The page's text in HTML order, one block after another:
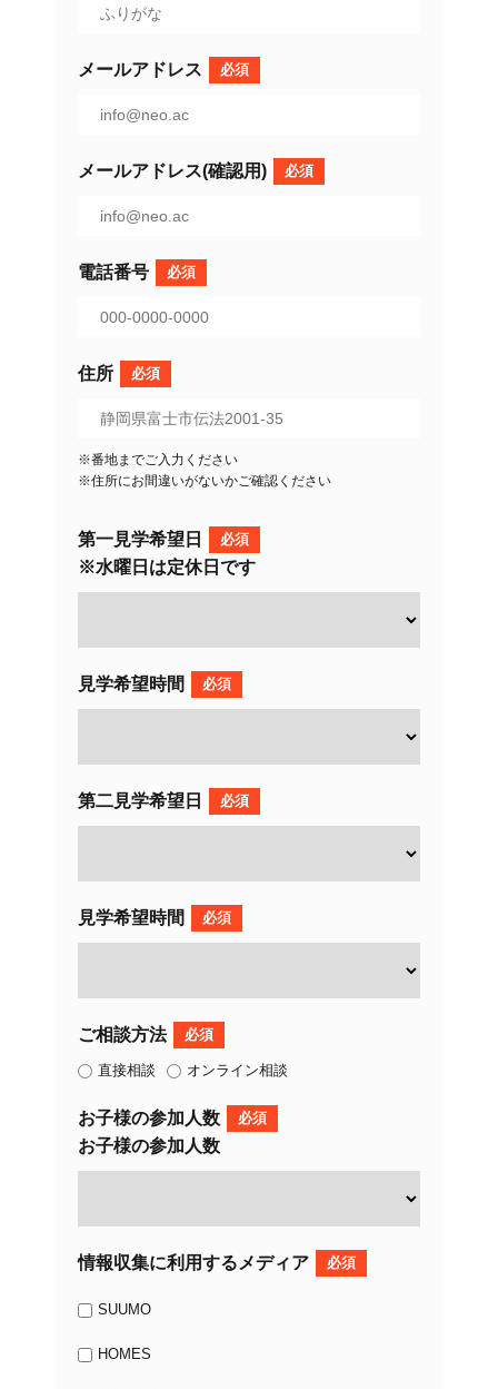
メールアドレス 必須
メールアドレス(確認用) 必須
電話番号 必須
住所 必須
※番地までご入力ください
※住所にお間違いがないかご確認ください
第一見学希望日 必須
※水曜日は定休日です
見学希望時間 必須
第二見学希望日 必須
見学希望時間 必須
ご相談方法 必須
直接相談 オンライン相談
お子様の参加人数 必須
お子様の参加人数
情報収集に利用するメディア 必須
SUUMO
HOMES